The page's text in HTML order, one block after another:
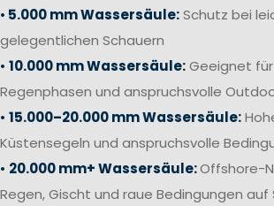
• 5.000 mm Wassersäule:Schutz bei
gelegentlichen Schauern
• 10.000 mm Wassersäule:Geeignet
Regenphasen und anspruchsvolle
• 15.000–20.000 mm Wassersäule:
Küstensegeln und anspruchsvolle
• 20.000 mm+ Wassersäule:Offshore-
Regen, Gischt und raue Bedingungen auf